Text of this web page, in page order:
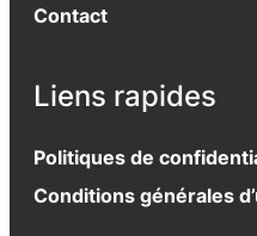
Contact
Liens rapides
Politiques de
Conditions générales